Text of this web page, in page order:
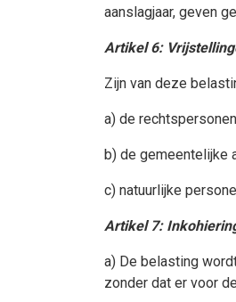
aanslagjaar, geven
Artikel 6:
Zijn van deze
a) de
b) de gemeentelijke
c) natuurlijke
Artikel 7:
a) De belasting
zonder dat er voor